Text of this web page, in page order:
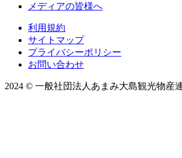
メディアの皆様へ
利用規約
サイトマップ
プライバシーポリシー
お問い合わせ
2024 © 一般社団法人あまみ大島観光物産